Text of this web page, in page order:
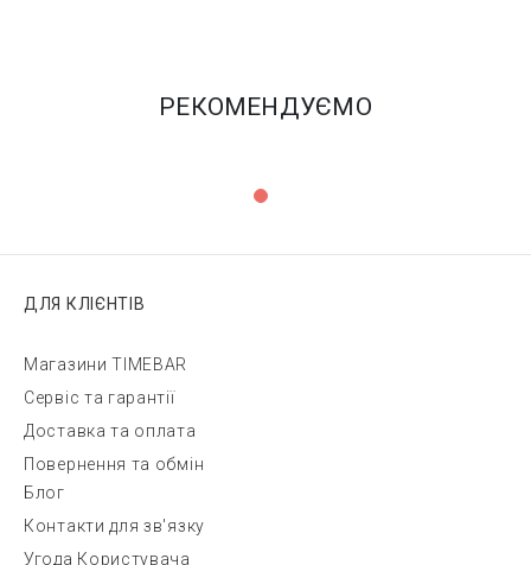
РЕКОМЕНДУЄМО
ДЛЯ КЛІЄНТІВ
Магазини TIMEBAR
Сервіс та гарантії
Доставка та оплата
Повернення та обмін
Блог
Контакти для зв'язку
Угода Користувача